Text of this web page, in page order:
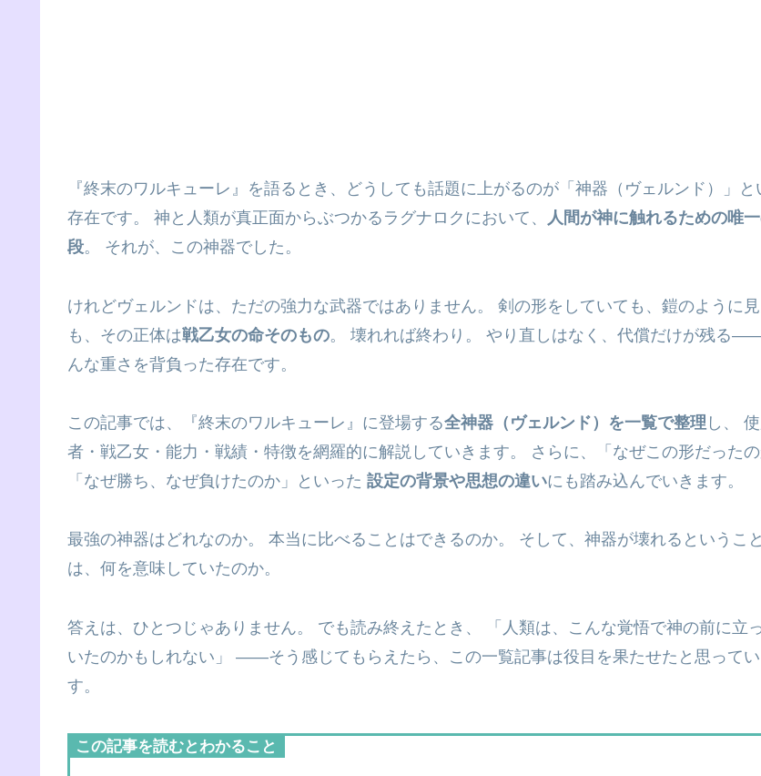
『終末のワルキューレ』を語るとき、どうしても話題に上がるのが「神器（ヴェルンド）」と
存在です。 神と人類が真正面からぶつかるラグナロクにおいて、 人間が神に触れるための唯
段。 それが、この神器でした。
けれどヴェルンドは、ただの強力な武器ではありません。 剣の形をしていても、鎧のように
も、その正体は戦乙女の命そのもの。 壊れれば終わり。 やり直しはなく、代償だけが残る
んな重さを背負った存在です。
この記事では、『終末のワルキューレ』に登場する全神器（ヴェルンド）を一覧で整理 し、
者・戦乙女・能力・戦績・特徴を網羅的に解説していきます。 さらに、「なぜこの形だったの
「なぜ勝ち、なぜ負けたのか」といった 設定の背景や思想の違いにも踏み込んでいきます。
最強の神器はどれなのか。 本当に比べることはできるのか。 そして、神器が壊れるということ
は、何を意味していたのか。
答えは、ひとつじゃありません。 でも読み終えたとき、 「人類は、こんな覚悟で神の前に立
いたのかもしれない」 ――そう感じてもらえたら、この一覧記事は役目を果たせたと思ってい
す。
この記事を読むとわかること